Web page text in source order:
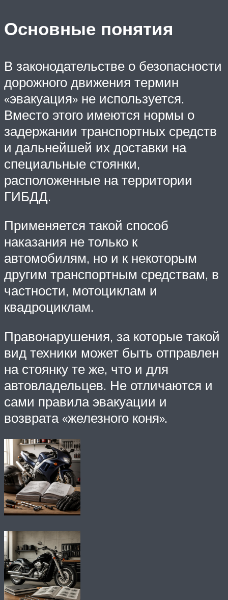
Основные понятия
В законодательстве о безопасности
дорожного движения термин
«эвакуация» не используется.
Вместо этого имеются нормы о
задержании транспортных средств
и дальнейшей их доставки на
специальные стоянки,
расположенные на территории
ГИБДД.
Применяется такой способ
наказания не только к
автомобилям, но и к некоторым
другим транспортным средствам, в
частности, мотоциклам и
квадроциклам.
Правонарушения, за которые такой
вид техники может быть отправлен
на стоянку те же, что и для
автовладельцев. Не отличаются и
сами правила эвакуации и
возврата «железного коня».